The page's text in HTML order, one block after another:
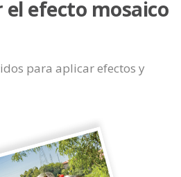
el efecto mosaico
para aplicar efectos y